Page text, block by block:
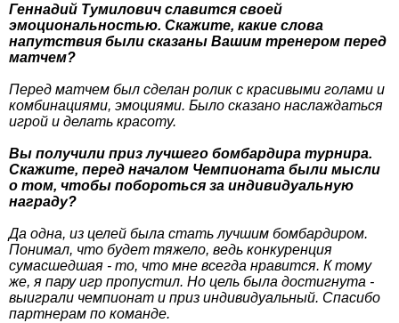
Геннадий Тумилович славится своей
эмоциональностью. Скажите, какие слова
напутствия были сказаны Вашим тренером перед
матчем?
Перед матчем был сделан ролик с красивыми голами и
комбинациями, эмоциями. Было сказано наслаждаться
игрой и делать красоту.
Вы получили приз лучшего бомбардира турнира.
Скажите, перед началом Чемпионата были мысли
о том, чтобы побороться за индивидуальную
награду?
Да одна, из целей была стать лучшим бомбардиром.
Понимал, что будет тяжело, ведь конкуренция
сумасшедшая - то, что мне всегда нравится. К тому
же, я пару игр пропустил. Но цель была достигнута -
выиграли чемпионат и приз индивидуальный. Спасибо
партнерам по команде.